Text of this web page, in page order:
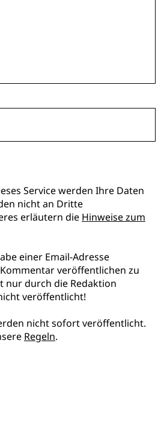
Service werden Ihre Daten
nicht an Dritte
erläutern die Hinweise zum
einer Email-Adresse
veröffentlichen zu
nur durch die Redaktion
veröffentlicht!
nicht sofort veröffentlicht.
Regeln.